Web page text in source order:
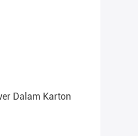
Dalam Karton